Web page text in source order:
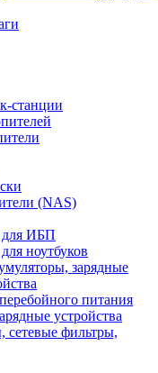
станции
(NAS)
для ИБП
ноутбуков
зарядные
питания
устройства
сетевые фильтры,